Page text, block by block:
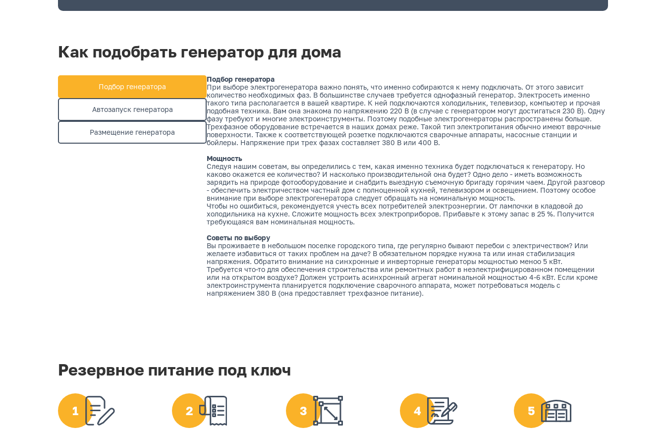
Как подобрать генератор для дома
Подбор генератора
Автозапуск генератора
Размещение генератора
Подбор генератора
При выборе электрогенератора важно понять, что именно собираются к нему подключать. От этого зависит
количество необходимых фаз. В большинстве случаев требуется однофазный генератор. Электросеть именно
такого типа располагается в вашей квартире. К ней подключаются холодильник, телевизор, компьютер и прочая
подобная техника. Вам она знакома по напряжению 220 В (в случае с генератором могут достигаться 230 В). Одну
фазу требуют и многие электроинструменты. Поэтому подобные электрогенераторы распространены больше.
Трехфазное оборудование встречается в наших домах реже. Такой тип электропитания обычно имеют вврочные
поверхности. Также к соответствующей розетке подключаются сварочные аппараты, насосные станции и
бойлеры. Напряжение при трех фазах составляет 380 В или 400 В.
Мощность
Следуя нашим советам, вы определились с тем, какая именно техника будет подключаться к генератору. Но
каково окажется ее количество? И насколько производительной она будет? Одно дело - иметь возможность
зарядить на природе фотооборудование и снабдить выездную съемочную бригаду горячим чаем. Другой разговор
- обеспечить электричеством частный дом с полноценной кухней, телевизором и освещением. Поэтому особое
внимание при выборе электрогенератора следует обращать на номинальную мощность.
Чтобы но ошибиться, рекомендуется учесть всех потребителей электроэнергии. От лампочки в кладовой до
холодильника на кухне. Сложите мощность всех электроприборов. Прибавьте к этому запас в 25 %. Получится
требующаяся вам номинальная мощность.
Советы по выбору
Вы проживаете в небольшом поселке городского типа, где регулярно бывают перебои с электричеством? Или
желаете избавиться от таких проблем на даче? В обязательном порядке нужна та или иная стабилизация
напряжения. Обратито внимание на синхронные и инверторные генераторы мощностью меноо 5 кВт.
Требуется что-то для обеспечения строительства или ремонтных работ в неэлектрифицированном помещении
или на открытом воздухе? Должен устроить асинхронный агрегат номинальной мощностью 4-6 кВт. Если кроме
электроинструмента планируется подключение сварочного аппарата, может потребоваться модель с
напряжением 380 В (она предоставляет трехфазное питание).
Резервное питание под ключ
1 2 3 4 5